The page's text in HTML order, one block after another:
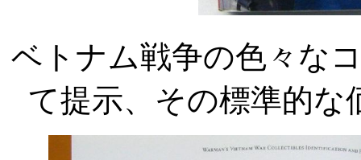
ベトナム戦争の色々な
て提示、その標準的